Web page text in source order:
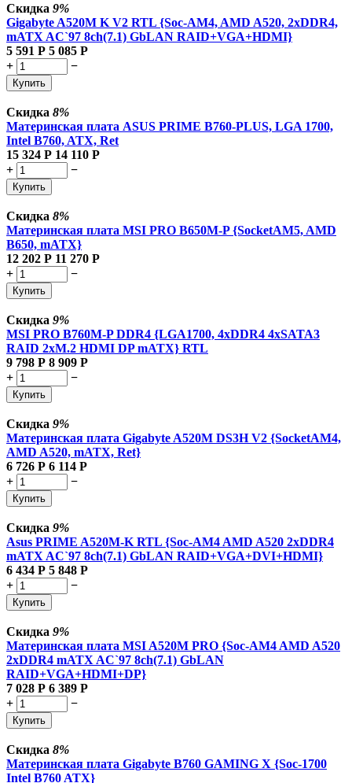
Скидка 9%
Gigabyte A520M K V2 RTL {Soc-AM4, AMD A520, 2xDDR4,
mATX AC`97 8ch(7.1) GbLAN RAID+VGA+HDMI}
5 591 Р 5 085 Р
+
−
Купить
Скидка 8%
Материнская плата ASUS PRIME B760-PLUS, LGA 1700,
Intel B760, ATX, Ret
15 324 Р 14 110 Р
+
−
Купить
Скидка 8%
Материнская плата MSI PRO B650M-P {SocketAM5, AMD
B650, mATX}
12 202 Р 11 270 Р
+
−
Купить
Скидка 9%
MSI PRO B760M-P DDR4 {LGA1700, 4xDDR4 4xSATA3
RAID 2xM.2 HDMI DP mATX} RTL
9 798 Р 8 909 Р
+
−
Купить
Скидка 9%
Материнская плата Gigabyte A520M DS3H V2 {SocketAM4,
AMD A520, mATX, Ret}
6 726 Р 6 114 Р
+
−
Купить
Скидка 9%
Asus PRIME A520M-K RTL {Soc-AM4 AMD A520 2xDDR4
mATX AC`97 8ch(7.1) GbLAN RAID+VGA+DVI+HDMI}
6 434 Р 5 848 Р
+
−
Купить
Скидка 9%
Материнская плата MSI A520M PRO {Soc-AM4 AMD A520
2xDDR4 mATX AC`97 8ch(7.1) GbLAN
RAID+VGA+HDMI+DP}
7 028 Р 6 389 Р
+
−
Купить
Скидка 8%
Материнская плата Gigabyte B760 GAMING X {Soc-1700
Intel B760 ATX}